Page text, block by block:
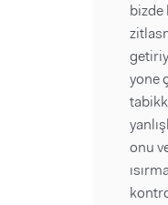
bizde
yone
onu